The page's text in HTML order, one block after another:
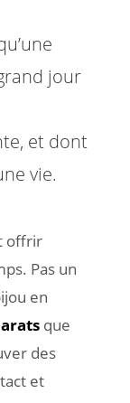
jour
et dont
vie.
offrir
Pas un
en
que
des
et